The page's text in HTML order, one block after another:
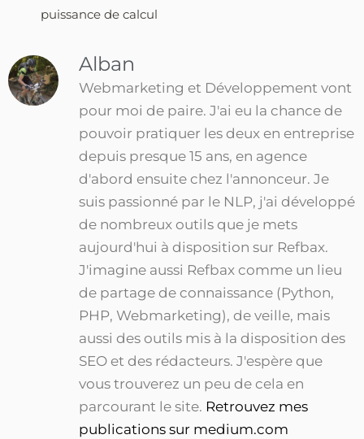
puissance de calcul
Alban
Webmarketing et Développement vont
pour moi de paire. J'ai eu la chance de
pouvoir pratiquer les deux en entreprise
depuis presque 15 ans, en agence
d'abord ensuite chez l'annonceur. Je
suis passionné par le NLP, j'ai développé
de nombreux outils que je mets
aujourd'hui à disposition sur Refbax.
J'imagine aussi Refbax comme un lieu
de partage de connaissance (Python,
PHP, Webmarketing), de veille, mais
aussi des outils mis à la disposition des
SEO et des rédacteurs. J'espère que
vous trouverez un peu de cela en
parcourant le site. Retrouvez mes
publications sur medium.com